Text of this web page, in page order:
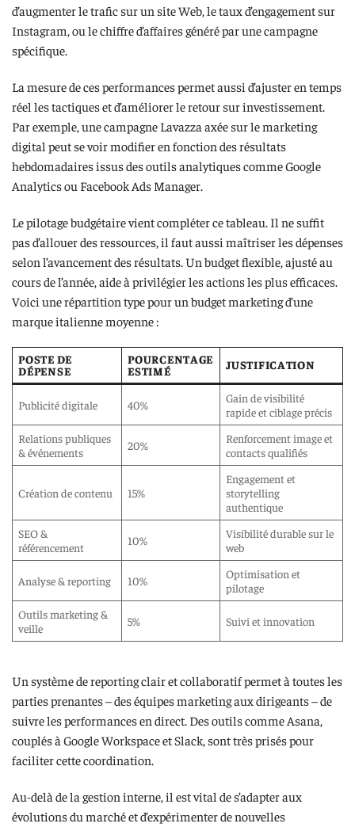
d’augmenter le trafic sur un site Web, le taux d’engagement sur
Instagram, ou le chiffre d’affaires généré par une campagne
spécifique.
La mesure de ces performances permet aussi d’ajuster en temps
réel les tactiques et d’améliorer le retour sur investissement.
Par exemple, une campagne Lavazza axée sur le marketing
digital peut se voir modifier en fonction des résultats
hebdomadaires issus des outils analytiques comme Google
Analytics ou Facebook Ads Manager.
Le pilotage budgétaire vient compléter ce tableau. Il ne suffit
pas d’allouer des ressources, il faut aussi maîtriser les dépenses
selon l’avancement des résultats. Un budget flexible, ajusté au
cours de l’année, aide à privilégier les actions les plus efficaces.
Voici une répartition type pour un budget marketing d’une
marque italienne moyenne :
POSTE DE
DÉPENSE
POURCENTAGE
ESTIMÉ
JUSTIFICATION
Publicité digitale 40%
Gain de visibilité
rapide et ciblage précis
Relations publiques
& événements
20%
Renforcement image et
contacts qualifiés
Création de contenu 15%
Engagement et
storytelling
authentique
SEO &
référencement
10%
Visibilité durable sur le
web
Analyse & reporting 10%
Optimisation et
pilotage
Outils marketing &
veille
5% Suivi et innovation
Un système de reporting clair et collaboratif permet à toutes les
parties prenantes – des équipes marketing aux dirigeants – de
suivre les performances en direct. Des outils comme Asana,
couplés à Google Workspace et Slack, sont très prisés pour
faciliter cette coordination.
Au-delà de la gestion interne, il est vital de s’adapter aux
évolutions du marché et d’expérimenter de nouvelles